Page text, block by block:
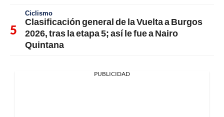
Ciclismo
Clasificación general de la Vuelta a Burgos
2026, tras la etapa 5; así le fue a Nairo
Quintana
PUBLICIDAD